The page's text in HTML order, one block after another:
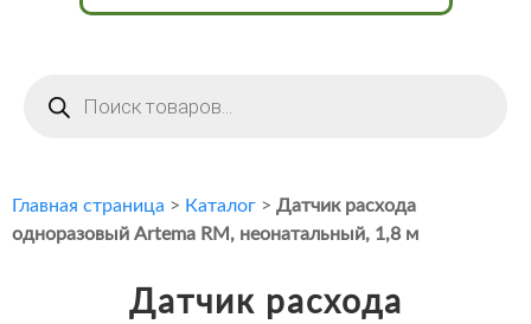
товаров
Главная страница > Каталог > Датчик расхода
одноразовый Artema RM, неонатальный, 1,8 м
Датчик расхода